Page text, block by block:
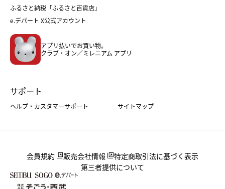
フード
ホーム・キッチン＆アート
ふるさと納税「ふるさと百貨店」
e.デパート X公式アカウント
アプリ払いでお買い物。
クラブ・オン／ミレニアム アプリ
サポート
ヘルプ・カスタマーサポート サイトマップ
会員規約 販売会社情報
特定商取引法に基づく表示
第三者提供について